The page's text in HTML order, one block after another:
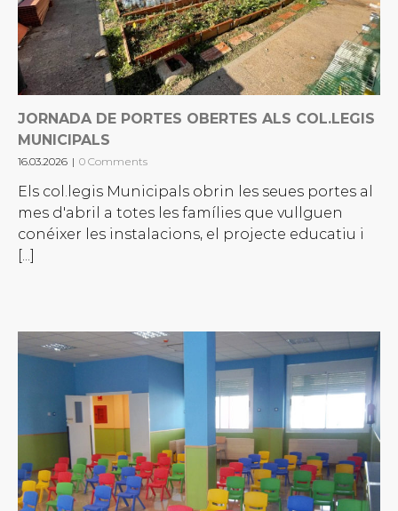
JORNADA DE PORTES OBERTES ALS COL.LEGIS
MUNICIPALS
16.03.2026 | 0 Comments
Els col.legis Municipals obrin les seues portes al
mes d'abril a totes les famílies que vullguen
conéixer les instalacions, el projecte educatiu i
[...]